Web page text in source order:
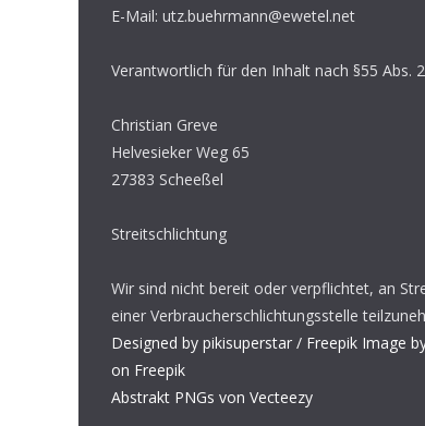
E-Mail: utz.buehrmann@ewetel.net
Verantwortlich für den Inhalt nach §55 Abs. 2
Christian Greve
Helvesieker Weg 65
27383 Scheeßel
Streitschlichtung
Wir sind nicht bereit oder verpflichtet, an
einer Verbraucherschlichtungsstelle
Designed by pikisuperstar / Freepik Image
on Freepik
Abstrakt PNGs von Vecteezy